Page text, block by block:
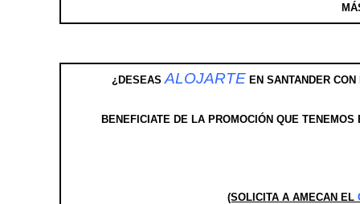
¿DESEAS ALOJARTE EN SANTANDER
BENEFICIATE DE LA PROMOCIÓN QUE
(SOLICITA A AMECAN EL